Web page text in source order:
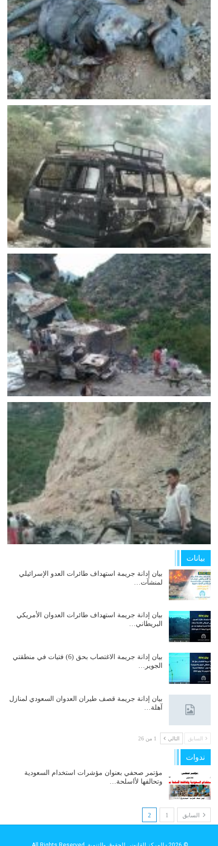
بيانات
بيان إدانة جريمة استهداف طائرات العدو الإسرائيلي
لمنشآت…
بيان إدانة جريمة استهداف طائرات العدوان الأمريكي
البريطاني…
بيان إدانة جريمة الاغتصاب بحق (6) فتيات في منطقتي
الجوير…
بيان إدانة جريمة قصف طيران العدوان السعودي لمنازل
آهلة…
السابق التالي 1 من 26
ندوات
مؤتمر صحفي بعنوان مؤشرات استخدام السعودية
وتحالفها لأاسلحة…
السابق 1
2